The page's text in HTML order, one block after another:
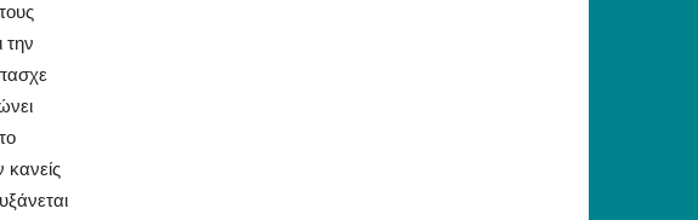
την
κανείς